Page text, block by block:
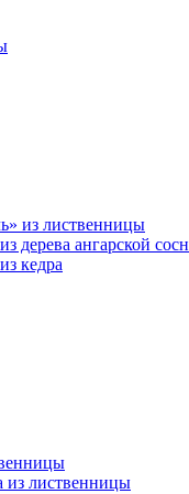
из лиственницы
дерева ангарской
кедра
из лиственницы